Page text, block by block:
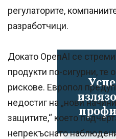
регулаторите,
разработчици.
Докато OpenAI се
продукти по-сигурни, те
рискове. Европол
недостиг на „нови
защитите,“ което
непрекъснато